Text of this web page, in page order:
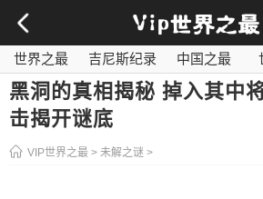
世界之最 吉尼斯纪录 中国之最
影视之最
奇闻异事 历史之最
黑洞的真相揭秘 掉入其中
击揭开谜底
VIP世界之最 > 未解之谜 >